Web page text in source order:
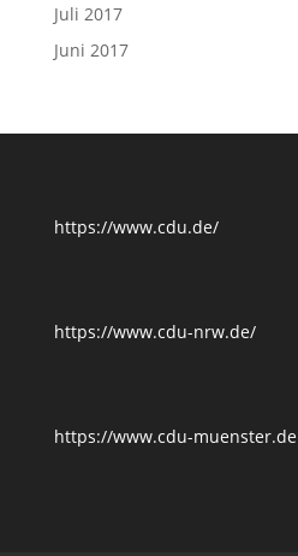
Juli 2017
Juni 2017
https://www.cdu.de/
https://www.cdu-nrw.de/
https://www.cdu-muenster.de